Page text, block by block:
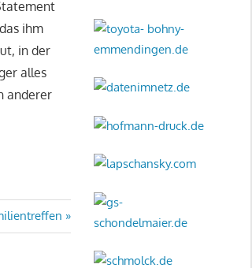
ihm
in der
alles
anderer